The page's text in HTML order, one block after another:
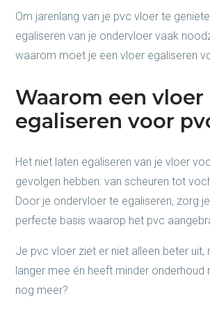
Om jarenlang van je pvc vloer te
egaliseren van je ondervloer vaak
waarom moet je een vloer egaliseren
Waarom een vloer
egaliseren voor
Het niet laten egaliseren van je vloer
gevolgen hebben: van scheuren tot
Door je ondervloer te egaliseren, zorg
perfecte basis waarop het pvc
Je pvc vloer ziet er niet alleen beter
langer mee én heeft minder onderhoud
nog meer?